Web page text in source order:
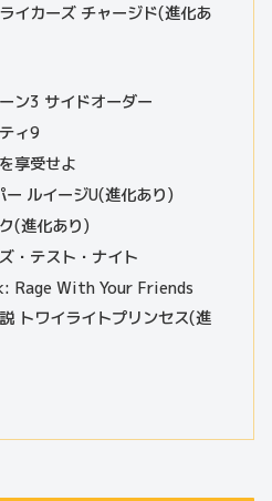
イカーズ チャージド(進化あ
ン3 サイドオーダー
ィ9
享受せよ
ルイージU(進化あり)
(進化あり)
・テスト・ナイト
Rage With Your Friends
トワイライトプリンセス(進